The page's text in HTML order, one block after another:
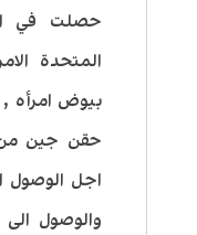
حصلت في
المتحدة
بيوض امرأه ,
حقن جين من
اجل الوصول
والوصول